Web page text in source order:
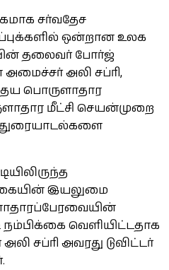
சர்வதேச
ஒன்றான உலக
தலைவர் போர்ஜ்
அலி சப்ரி,
பொருளாதார
மீட்சி செயன்முறை
இயலுமை
வெளியிட்டதாக
சப்ரி அவரது டுவிட்டர்